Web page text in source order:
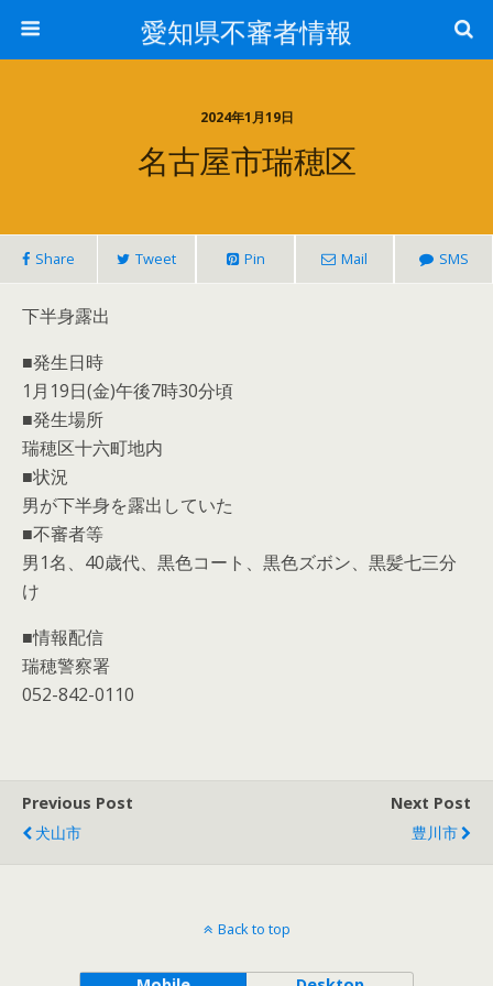
愛知県不審者情報
2024年1月19日
名古屋市瑞穂区
Share Tweet Pin Mail SMS
下半身露出
■発生日時
1月19日(金)午後7時30分頃
■発生場所
瑞穂区十六町地内
■状況
男が下半身を露出していた
■不審者等
男1名、40歳代、黒色コート、黒色ズボン、黒髪七三分
け
■情報配信
瑞穂警察署
052-842-0110
Previous Post
犬山市
Next Post
豊川市
Back to top